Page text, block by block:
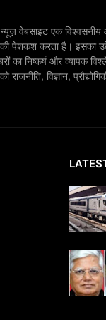
वेबसाइट एक विश्वसनीय
पेशकश करता है। इसका
का निष्कर्ष और व्यापक
विज्ञान,